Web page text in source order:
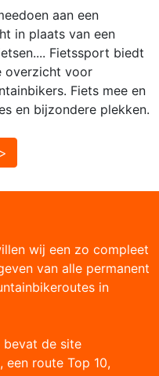
aan een
in plaats van een
Fietssport biedt
overzicht voor
Fiets mee en
en bijzondere plekken.
wij een zo compleet
van alle permanent
in
bevat de site
een route Top 10,